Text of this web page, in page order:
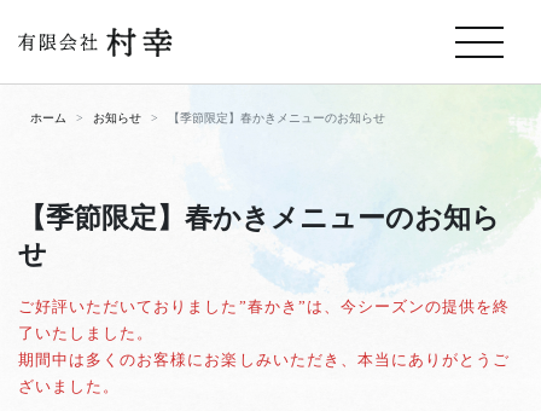
ホーム お知らせ 【季節限定】春かきメニューのお知らせ
【季節限定】春かきメニューのお知ら
せ
ご好評いただいておりました”春かき”は、今シーズンの提供を終
了いたしました。
期間中は多くのお客様にお楽しみいただき、本当にありがとうご
ざいました。